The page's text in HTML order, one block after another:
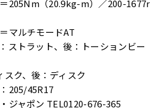
205Nm（20.9kg-m）／200-1677r
マルチモードAT
ストラット、後：トーションビー
ク、後：ディスク
205/45R17
ジャポン TEL0120-676-365